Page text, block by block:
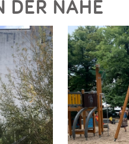
DER NÄHE